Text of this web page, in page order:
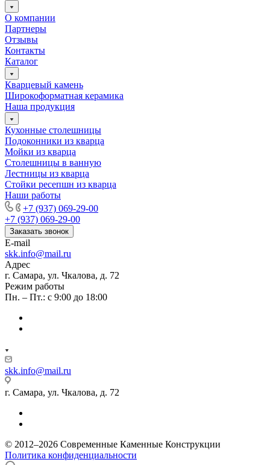
О компании
Партнеры
Отзывы
Контакты
Каталог
Кварцевый камень
Широкоформатная керамика
Наша продукция
Кухонные столешницы
Подоконники из кварца
Мойки из кварца
Столешницы в ванную
Лестницы из кварца
Стойки ресепшн из кварца
Наши работы
+7 (937) 069-29-00
+7 (937) 069-29-00
Заказать звонок
E-mail
skk.info@mail.ru
Адрес
г. Самара, ул. Чкалова, д. 72
Режим работы
Пн. – Пт.: с 9:00 до 18:00
skk.info@mail.ru
г. Самара, ул. Чкалова, д. 72
© 2012–2026 Современные Каменные Конструкции
Политика конфиденциальности